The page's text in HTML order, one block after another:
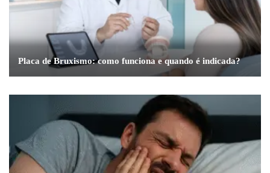
Placa de Bruxismo: como funciona e quando é indicada?